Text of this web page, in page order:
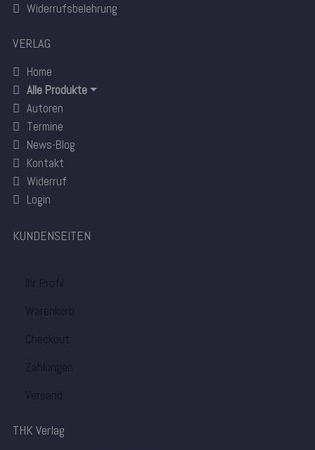
Widerrufsbelehrung
VERLAG
Home
Alle Produkte
Autoren
Termine
News-Blog
Kontakt
Widerruf
Login
KUNDENSEITEN
Ihr Profil
Warenkorb
Checkout
Zahlungen
Versand
THK Verlag